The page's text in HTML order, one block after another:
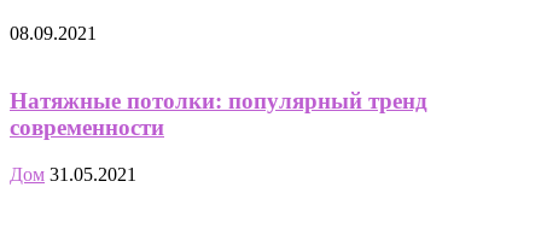
08.09.2021
Натяжные потолки: популярный тренд
современности
Дом 31.05.2021